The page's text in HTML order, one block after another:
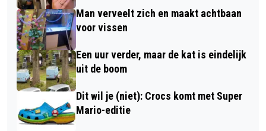
Man verveelt zich en maakt achtbaan
voor vissen
Een uur verder, maar de kat is eindelijk
uit de boom
Dit wil je (niet): Crocs komt met Super
Mario-editie